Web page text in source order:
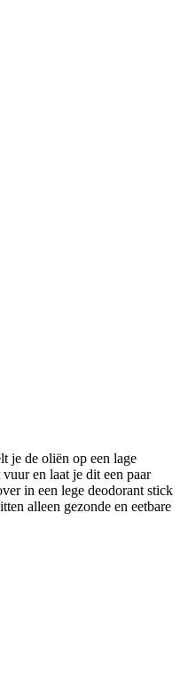
je de oliën op een lage
en laat je dit een paar
in een lege deodorant stick
alleen gezonde en eetbare